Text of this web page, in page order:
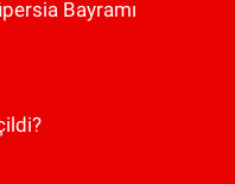
Bayramı